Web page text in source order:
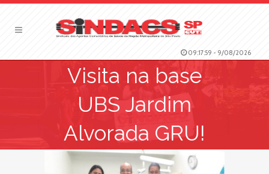
09:17:59 - 9/08/2026
Visita na base
UBS Jardim
Alvorada GRU!